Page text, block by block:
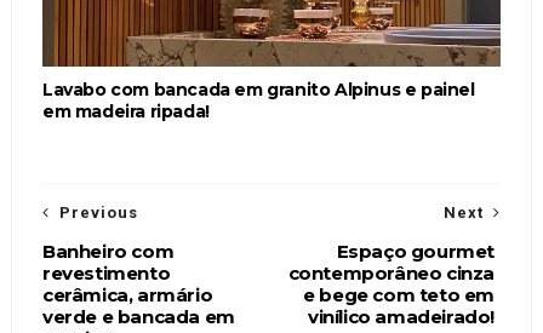
Lavabo com bancada em granito Alpinus e painel
em madeira ripada!
Next
Espaço gourmet
contemporâneo cinza
e bege com teto em
vinílico amadeirado!
Previous
Banheiro com
revestimento
cerâmica, armário
verde e bancada em